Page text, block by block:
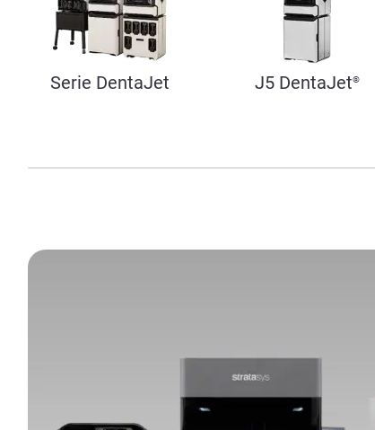
Serie DentaJet J5 DentaJet®